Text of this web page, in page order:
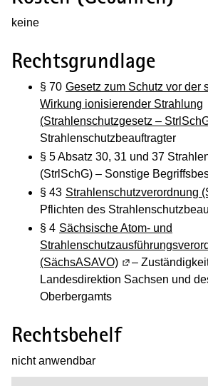
keine
Rechtsgrundlage
§ 70 Gesetz zum Schutz vor der
Wirkung ionisierender Strahlung
(Strahlenschutzgesetz –
Strahlenschutzbeauftragter
§ 5 Absatz 30, 31 und 37
(StrlSchG) – Sonstige
§ 43 Strahlenschutzverordnung
Pflichten des
§ 4 Sächsische Atom- und
(SächsASAVO) (Wird in einem
–
Landesdirektion Sachsen und
Oberbergamts
Rechtsbehelf
nicht anwendbar